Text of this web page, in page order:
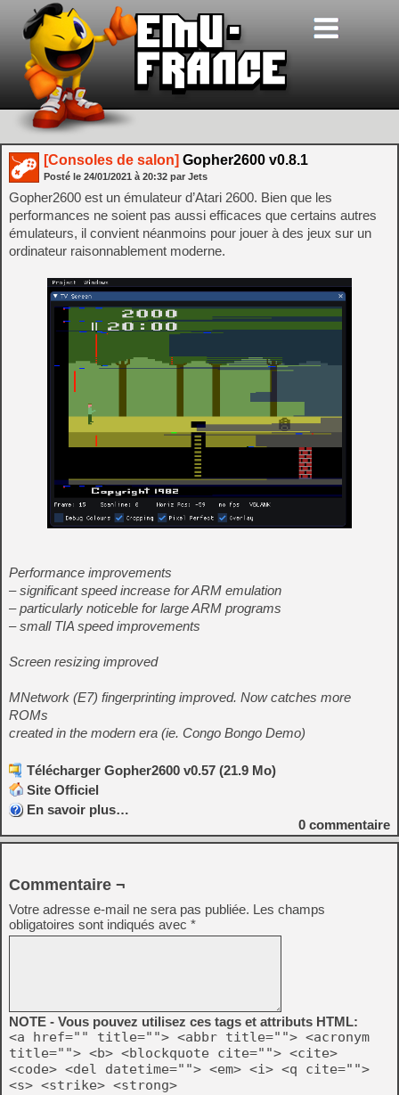
[Consoles de salon] Gopher2600 v0.8.1
Posté le 24/01/2021 à 20:32 par Jets
Gopher2600 est un émulateur d’Atari 2600. Bien que les
performances ne soient pas aussi efficaces que certains autres
émulateurs, il convient néanmoins pour jouer à des jeux sur un
ordinateur raisonnablement moderne.
Performance improvements
– significant speed increase for ARM emulation
– particularly noticeble for large ARM programs
– small TIA speed improvements
Screen resizing improved
MNetwork (E7) fingerprinting improved. Now catches more
ROMs
created in the modern era (ie. Congo Bongo Demo)
Télécharger Gopher2600 v0.57 (21.9 Mo)
Site Officiel
En savoir plus…
0 commentaire
Commentaire ¬
Votre adresse e-mail ne sera pas publiée. Les champs
obligatoires sont indiqués avec *
NOTE - Vous pouvez utilisez ces tags et attributs HTML:
<a href="" title=""> <abbr title=""> <acronym
title=""> <b> <blockquote cite=""> <cite>
<code> <del datetime=""> <em> <i> <q cite="">
<s> <strike> <strong>